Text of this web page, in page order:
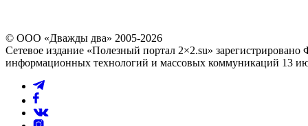
© ООО «Дважды два» 2005-2026
Сетевое издание «Полезный портал 2×2.su»
информационных технологий и массовых коммуникаций 13